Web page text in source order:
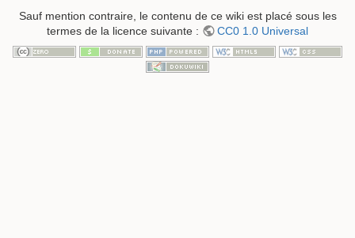
Sauf mention contraire, le contenu de ce wiki est placé sous les
termes de la licence suivante :
CC0 1.0 Universal